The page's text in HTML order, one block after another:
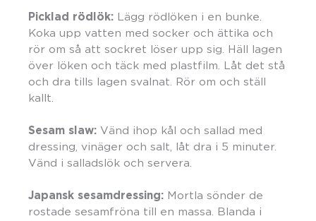
Picklad rödlök: Lägg rödlöken i en bunke.
Koka upp vatten med socker och ättika och
rör om så att sockret löser upp sig. Häll lagen
över löken och täck med plastfilm. Låt det stå
och dra tills lagen svalnat. Rör om och ställ
kallt.
Sesam slaw: Vänd ihop kål och sallad med
dressing, vinäger och salt, låt dra i 5 minuter.
Vänd i salladslök och servera.
Japansk sesamdressing: Mortla sönder de
rostade sesamfröna till en massa. Blanda i